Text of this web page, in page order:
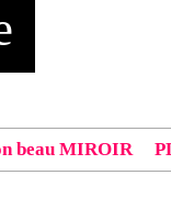
beau MIROIR